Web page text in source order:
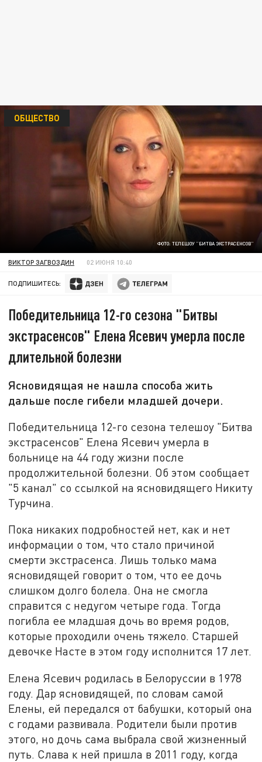
ФОТО: ТЕЛЕШОУ "БИТВА ЭКСТРАСЕНСОВ"
ОБЩЕСТВО
ВИКТОР ЗАГВОЗДИН 02 ИЮНЯ 10:40
ПОДПИШИТЕСЬ:
Победительница 12-го сезона "Битвы
экстрасенсов" Елена Ясевич умерла после
длительной болезни
Ясновидящая не нашла способа жить
дальше после гибели младшей дочери.
Победительница 12-го сезона телешоу "Битва
экстрасенсов" Елена Ясевич умерла в
больнице на 44 году жизни после
продолжительной болезни. Об этом сообщает
"5 канал" со ссылкой на ясновидящего Никиту
Турчина.
Пока никаких подробностей нет, как и нет
информации о том, что стало причиной
смерти экстрасенса. Лишь только мама
ясновидящей говорит о том, что ее дочь
слишком долго болела. Она не смогла
справится с недугом четыре года. Тогда
погибла ее младшая дочь во время родов,
которые проходили очень тяжело. Старшей
девочке Насте в этом году исполнится 17 лет.
Елена Ясевич родилась в Белоруссии в 1978
году. Дар ясновидящей, по словам самой
Елены, ей передался от бабушки, который она
с годами развивала. Родители были против
этого, но дочь сама выбрала свой жизненный
путь. Слава к ней пришла в 2011 году, когда